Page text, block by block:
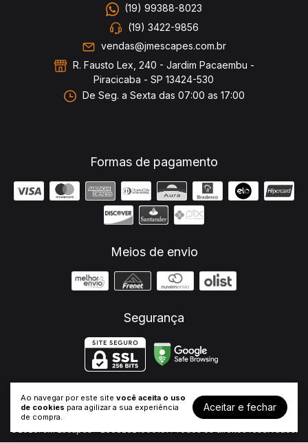
Ao navegar por este site você aceita o uso
de cookies para agilizar a sua experiência
de compra.
Aceitar e fechar
(19) 99388-8023
(19) 3422-9856
vendas@jmescapes.com.br
R. Fausto Lex, 240 - Jardim Pacaembu -
Piracicaba - SP 13424-530
De Seg. a Sexta das 07:00 as 17:00
Formas de pagamento
Meios de envio
Segurança
- JM Escapes
©2026. JM Escapes - 26682321000107. Todos os direitos reservados.